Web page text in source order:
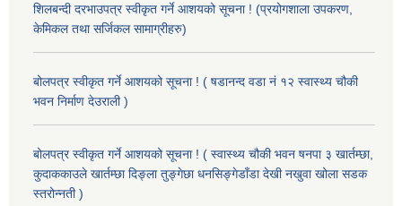
शिलबन्दी दरभाउपत्र स्वीकृत गर्ने आशयको सूचना ! (प्रयोगशाला उपकरण,
केमिकल तथा सर्जिकल सामाग्रीहरु)
बोलपत्र स्वीकृत गर्ने आशयको सूचना ! ( षडानन्द वडा नं १२ स्वास्थ्य चौकी
भवन निर्माण देउराली )
बोलपत्र स्वीकृत गर्ने आशयको सूचना ! ( स्वास्थ्य चौकी भवन षनपा ३ खार्तम्छा,
कुदाककाउले खार्तम्छा दिङ्ला तुङ्गेछा धनसिङ्गेडाँडा देखी नखुवा खोला सडक
स्तरोन्नती )